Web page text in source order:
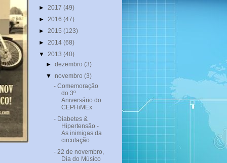
► 2017 (49)
► 2016 (47)
► 2015 (123)
► 2014 (68)
▼ 2013 (40)
►dezembro(3)
▼novembro(3)
- Comemoração
do 3º
Aniversário do
CEPHiMEx
- Diabetes &
Hipertensão -
As inimigas da
circulação
- 22 de novembro,
Dia do Músico